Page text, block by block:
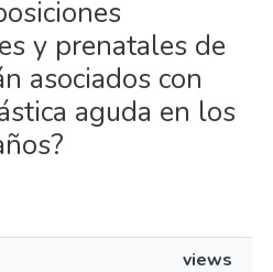
y prenatales de
asociados con
aguda en los
views